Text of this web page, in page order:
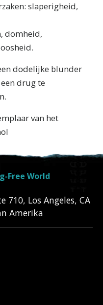
slaperigheid,
domheid,
dodelijke blunder
drug te
van het
Free World
710, Los Angeles, CA
Amerika